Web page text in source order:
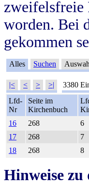
zweifelsfreie
worden. Bei
gekommen
Alles Suchen
|< < > >| 3380
Lfd-
Nr
Seite im
Kirchenbuch
16
268 6
17
268 7
18
268 8
Hinweise